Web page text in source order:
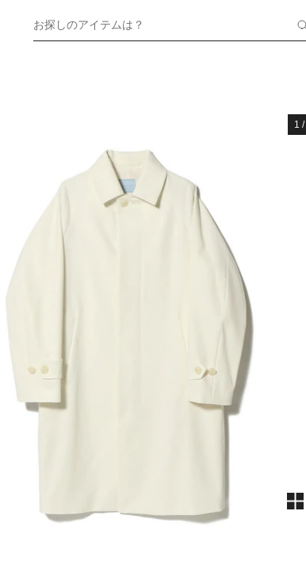
お探しのアイテムは？
1 /